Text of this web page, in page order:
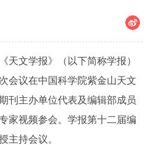
天文学报》（以下简称学报）
会议在中国科学院紫金山天文
刊主办单位代表及编辑部成员
家视频参会。学报第十二届编
主持会议。